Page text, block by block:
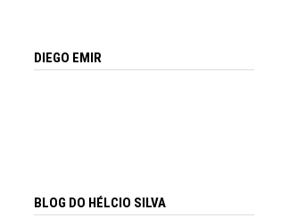
DIEGO EMIR
BLOG DO HÉLCIO SILVA